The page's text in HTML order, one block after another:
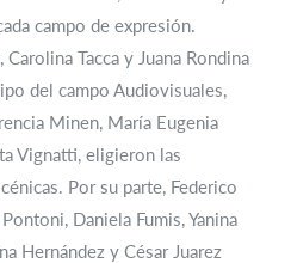
campo de expresión.
Tacca y Juana Rondina
del campo Audiovisuales,
Minen, María Eugenia
Vignatti, eligieron las
Por su parte, Federico
Daniela Fumis, Yanina
Hernández y César Juarez